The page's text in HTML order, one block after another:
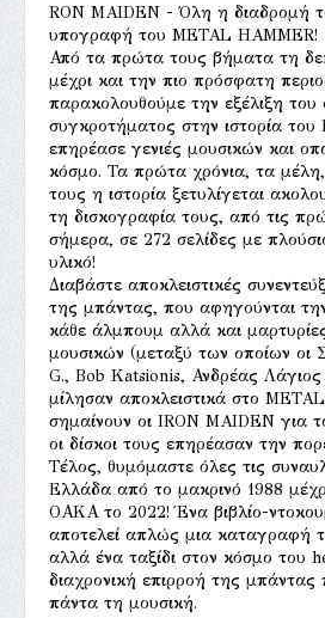
RON MAIDEN - Όλη η διαδρομή
υπογραφή του METAL HAMMER!
Από τα πρώτα τους βήματα τη
μέχρι και την πιο πρόσφατη
παρακολουθούμε την εξέλιξη του
συγκροτήματος στην ιστορία
επηρέασε γενιές μουσικών και
κόσμο. Τα πρώτα χρόνια, τα μέλη,
τους η ιστορία ξετυλίγεται
τη δισκογραφία τους, από τις
σήμερα, σε 272 σελίδες με
υλικό!
Διαβάστε αποκλειστικές
της μπάντας, που αφηγούνται
κάθε άλμπουμ αλλά και
μουσικών (μεταξύ των οποίων οι
G., Bob Katsionis, Ανδρέας Λάγιος
μίλησαν αποκλειστικά στο
σημαίνουν οι IRON MAIDEN για
οι δίσκοι τους επηρέασαν την
Τέλος, θυμόμαστε όλες τις
Ελλάδα από το μακρινό 1988
ΟΑΚΑ το 2022! Ένα βιβλίο-
αποτελεί απλώς μια καταγραφή
αλλά ένα ταξίδι στον κόσμο του
διαχρονική επιρροή της
πάντα τη μουσική.